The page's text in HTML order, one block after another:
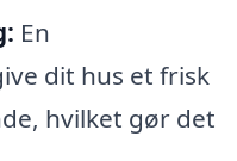
En
dit hus et frisk
hvilket gør det